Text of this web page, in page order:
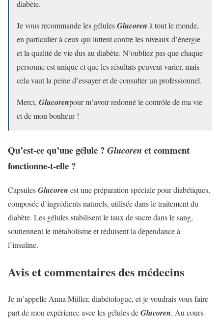
diabète.
Je vous recommande les gélulesGlucoren à tout le monde,
en particulier à ceux qui luttent contre les niveaux d’énergie
et la qualité de vie dus au diabète. N’oubliez pas que chaque
personne est unique et que les résultats peuvent varier, mais
cela vaut la peine d’essayer et de consulter un professionnel.
Merci, Glucorenpour m’avoir redonné le contrôle de ma vie
et de mon bonheur !
Qu’est-ce qu’une gélule ?Glucoren et comment
fonctionne-t-elle ?
CapsulesGlucoren est une préparation spéciale pour diabétiques,
composée d’ingrédients naturels, utilisée dans le traitement du
diabète. Les gélules stabilisent le taux de sucre dans le sang,
soutiennent le métabolisme et réduisent la dépendance à
l’insuline.
Avis et commentaires des médecins
Je m’appelle Anna Müller, diabétologue, et je voudrais vous faire
part de mon expérience avec les gélules deGlucoren. Au cours